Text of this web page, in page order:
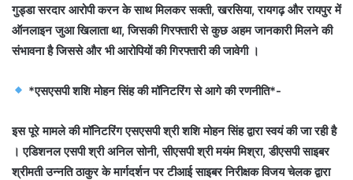
गुड्डा सरदार आरोपी करन के साथ मिलकर सक्ती, खरसिया, रायगढ़ और रायपुर में
ऑनलाइन जुआ खिलाता था, जिसकी गिरफ्तारी से कुछ अहम जानकारी मिलने की
संभावना है जिससे और भी आरोपियों की गिरफ्तारी की जावेगी ।
*एसएसपी शशि मोहन सिंह की मॉनिटरिंग से आगे की रणनीति*-
इस पूरे मामले की मॉनिटरिंग एसएसपी श्री शशि मोहन सिंह द्वारा स्वयं की जा रही है
। एडिशनल एसपी श्री अनिल सोनी, सीएसपी श्री मयंम मिश्रा, डीएसपी साइबर
श्रीमती उन्नति ठाकुर के मार्गदर्शन पर टीआई साइबर निरीक्षक विजय चेलक द्वारा